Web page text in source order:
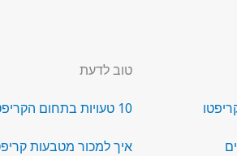
טוב לדעת
10 טעויות בתחום הקריפטו
איך למכור מטבעות